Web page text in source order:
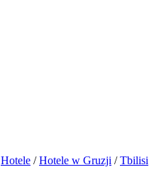
Hotele /Hotele w Gruzji /Tbilisi